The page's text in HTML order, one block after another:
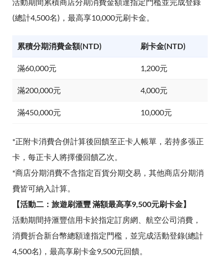
(總計4,500名)，最高享10,000元刷卡金。
累積分期消費金額(NTD) 刷卡金(NTD)
滿60,000元 1,200元
滿200,000元 4,000元
滿450,000元 10,000元
*正附卡消費合併計算後回饋至正卡人帳單，若持多張正
卡，每正卡人將擇優回饋乙次。
*商店分期消費不含指定百貨分期交易，其他商店分期消
費皆可納入計算。
【活動二：旅遊刷滙豐 滿額最高享9,500元刷卡金】
活動期間持滙豐信用卡於指定訂房網、航空公司消費，
消費折合新台幣總額達指定門檻，並完成活動登錄(總計
4,500名)，最高享刷卡金9,500元回饋。